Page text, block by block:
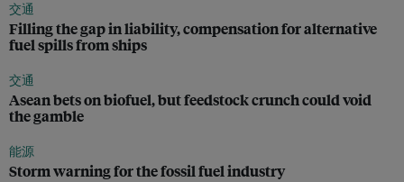
交通
Filling the gap in liability, compensation for alternative
fuel spills from ships
交通
Asean bets on biofuel, but feedstock crunch could void
the gamble
能源
Storm warning for the fossil fuel industry